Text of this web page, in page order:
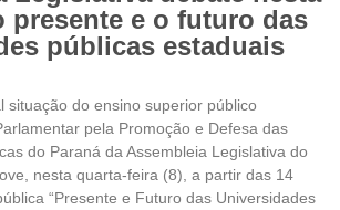
presente e o futuro das
públicas estaduais
situação do ensino superior público
pela Promoção e Defesa das
do Paraná da Assembleia Legislativa do
nesta quarta-feira (8), a partir das 14
“Presente e Futuro das Universidades